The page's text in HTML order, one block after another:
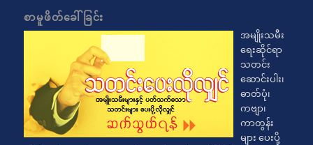
စာမူဖိတ်ခေါ်ခြင်း
အမျိုးသမီး
ရေးဆိုင်ရာ
သတင်း
ဆောင်းပါး၊
ဓာတ်ပုံ၊
ကဗျာ၊
ကာတွန်း
များ ပေးပို့